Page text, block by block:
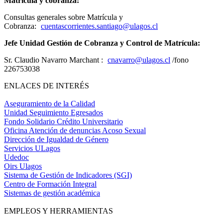
Consultas generales sobre Matrícula y
Cobranza: cuentascorrientes.santiago@ulagos.cl
Jefe Unidad Gestión de Cobranza y Control de Matrícula:
Sr. Claudio Navarro Marchant : cnavarro@ulagos.cl /fono
226753038
ENLACES DE INTERÉS
Aseguramiento de la Calidad
Unidad Seguimiento Egresados
Fondo Solidario Crédito Universitario
Oficina Atención de denuncias Acoso Sexual
Dirección de Igualdad de Género
Servicios ULagos
Udedoc
Oirs Ulagos
Sistema de Gestión de Indicadores (SGI)
Centro de Formación Integral
Sistemas de gestión académica
EMPLEOS Y HERRAMIENTAS